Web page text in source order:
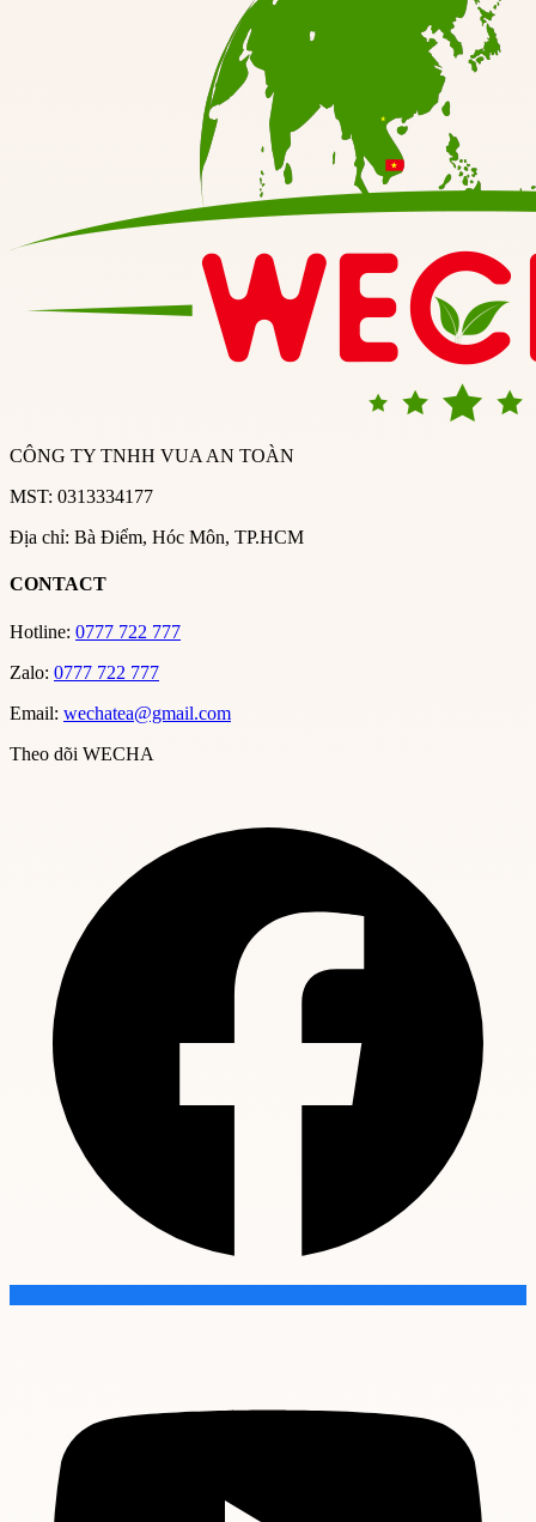
CÔNG TY TNHH VUA AN TOÀN
MST: 0313334177
Địa chỉ: Bà Điểm, Hóc Môn, TP.HCM
CONTACT
Hotline: 0777 722 777
Zalo: 0777 722 777
Email: wechatea@gmail.com
Theo dõi WECHA